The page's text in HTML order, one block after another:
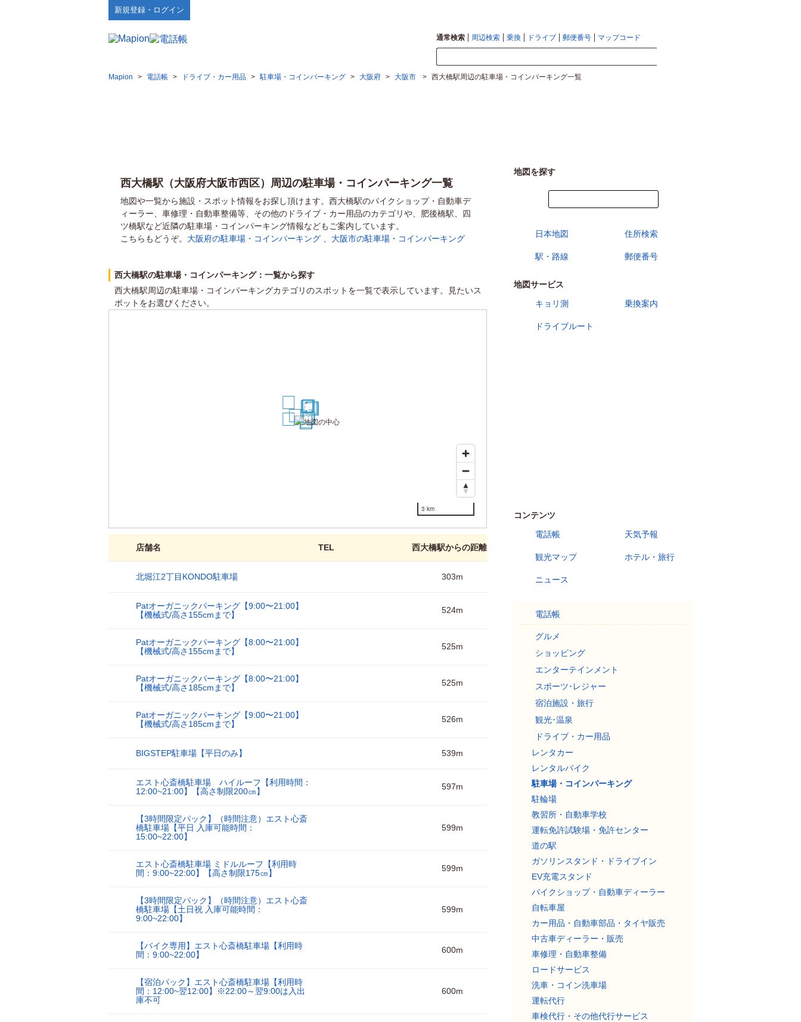
新規登録・ログイン
通常検索 周辺検索 乗換 ドライブ 郵便番号 マップコード
Mapion > 電話帳 > ドライブ・カー用品 > 駐車場・コインパーキング > 大阪府 > 大阪市 > 西大橋駅周辺の駐車場・コインパーキング一覧
西大橋駅（大阪府大阪市西区）周辺の駐車場・コインパーキング一覧
地図や一覧から施設・スポット情報をお探し頂けます。西大橋駅のバイクショップ・自動車デ
ィーラー、車修理・自動車整備等、その他のドライブ・カー用品のカテゴリや、肥後橋駅、四
ツ橋駅など近隣の駐車場・コインパーキング情報などもご案内しています。
こちらもどうぞ。 大阪府の駐車場・コインパーキング 大阪市の駐車場・コインパーキング
西大橋駅の駐車場・コインパーキング：一覧から探す
西大橋駅周辺の駐車場・コインパーキングカテゴリのスポットを一覧で表示しています。見たいス
ポットをお選びください。
1
2
3
4
5
6
7
8
9
10
11
12
14
15
16 17
18
19
20
21
22
23
24
25
26
27
28
29
30
3 km
店舗名 TEL 西大橋駅からの距離
北堀江2丁目KONDO駐車場 303m
Patオーガニックパーキング【9:00〜21:00】
【機械式/高さ155cmまで】
524m
Patオーガニックパーキング【8:00〜21:00】
【機械式/高さ155cmまで】
525m
Patオーガニックパーキング【8:00〜21:00】
【機械式/高さ185cmまで】
525m
Patオーガニックパーキング【9:00〜21:00】
【機械式/高さ185cmまで】
526m
BIGSTEP駐車場【平日のみ】 539m
エスト心斎橋駐車場 ハイルーフ【利用時間：
12:00~21:00】【高さ制限200㎝】
597m
【3時間限定パック】（時間注意）エスト心斎
橋駐車場【平日 入庫可能時間：
15:00~22:00】
599m
エスト心斎橋駐車場 ミドルルーフ【利用時
間：9:00~22:00】【高さ制限175㎝】
599m
【3時間限定パック】（時間注意）エスト心斎
橋駐車場【土日祝 入庫可能時間：
9:00~22:00】
599m
【バイク専用】エスト心斎橋駐車場【利用時
間：9:00~22:00】
600m
【宿泊パック】エスト心斎橋駐車場【利用時
間：12:00~翌12:00】※22:00～翌9:00は入出
庫不可
600m
地図を探す
日本地図 住所検索
駅・路線 郵便番号
地図サービス
キョリ測
乗換案内
ドライブルート
コンテンツ
電話帳
天気予報
観光マップ ホテル・旅行
ニュース
電話帳
グルメ
ショッピング
エンターテインメント
スポーツ･レジャー
宿泊施設・旅行
観光･温泉
ドライブ・カー用品
レンタカー
レンタルバイク
駐車場・コインパーキング
駐輪場
教習所・自動車学校
運転免許試験場・免許センター
道の駅
ガソリンスタンド・ドライブイン
EV充電スタンド
バイクショップ・自動車ディーラー
自転車屋
カー用品・自動車部品・タイヤ販売
中古車ディーラー・販売
車修理・自動車整備
ロードサービス
洗車・コイン洗車場
運転代行
車検代行・その他代行サービス